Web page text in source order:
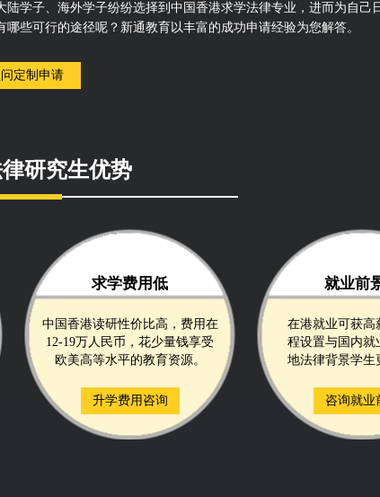
学子、海外学子纷纷选择到中国香港求学法律专业，进而为自己
些可行的途径呢？新通教育以丰富的成功申请经验为您解答。
定制申请
研究生优势
求学费用低
中国香港读研性价比高，费用在
12-19万人民币，花少量钱享受
欧美高等水平的教育资源。
升学费用咨询
就业前
在港就业可获高
程设置与国内就
地法律背景学生
咨询就业